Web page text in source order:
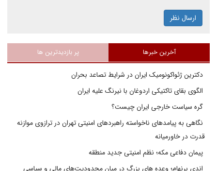
ارسال نظر
آخرین خبرها پر بازدیدترین ها
دکترین ژئواکونومیک ایران در شرایط تصاعد بحران
الگوی بقای تاکتیکی اردوغان با نیرنگ علیه ایران
گره سیاست خارجی ایران چیست؟
نگاهی به پیامدهای ناخواسته راهبردهای امنیتی تهران در ترازوی موازنه
قدرت در خاورمیانه
پیمان دفاعی مکه؛ نظم امنیتی جدید منطقه
اندی برنهام؛ وعده های بزرگ در میان محدودیت‌های مالی و سیاسی